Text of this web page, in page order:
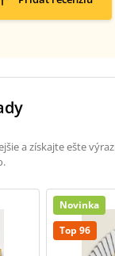
a získajte ešte
Novinka
Top 96